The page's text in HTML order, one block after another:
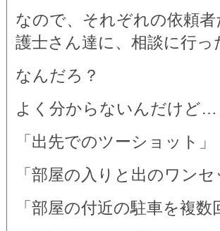
なので、それぞれの依頼
護士さん達に、相談に行
なんだろ？
よく分からないんだけど…
「出先でのツーショット」
「部屋の入りと出のワン
「部屋の付近の駐車を複数